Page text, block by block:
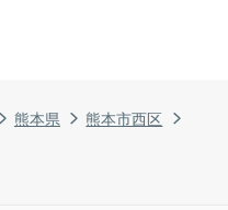
熊本県
熊本市西区